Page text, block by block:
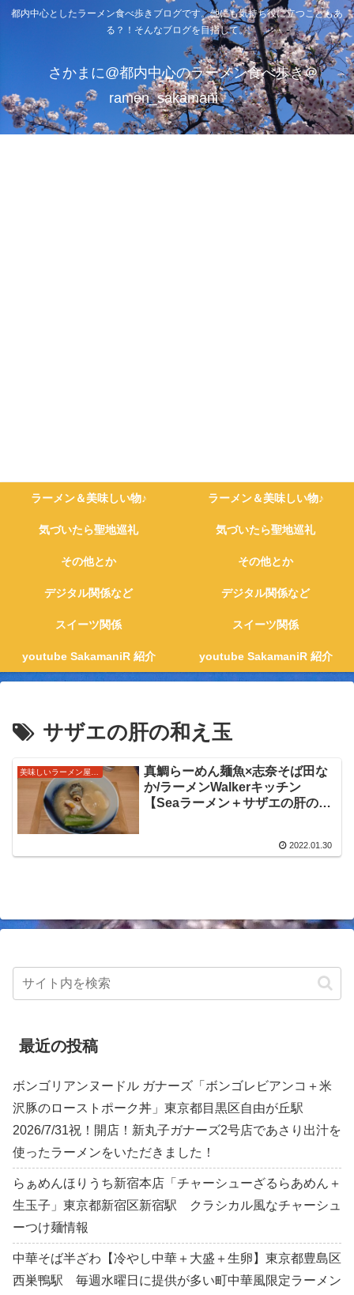
都内中心としたラーメン食べ歩きブログです。他にも気持ち役に立つこともあ
る？！そんなブログを目指して。
さかまに@都内中心のラーメン食べ歩き＠
ramen_sakamani
ラーメン＆美味しい物♪ ラーメン＆美味しい物♪
気づいたら聖地巡礼 気づいたら聖地巡礼
その他とか その他とか
デジタル関係など デジタル関係など
スイーツ関係 スイーツ関係
youtube SakamaniR 紹介 youtube SakamaniR 紹介
サザエの肝の和え玉
真鯛らーめん麺魚×志奈そば田な
か/ラーメンWalkerキッチン
【Seaラーメン＋サザエの肝の和
鯛・さざえ・ハマグリを使ったふ
2022.01.30
最近の投稿
ボンゴリアンヌードル ガナーズ「ボンゴレビアンコ＋米
沢豚のローストポーク丼」東京都目黒区自由が丘駅
2026/7/31祝！開店！新丸子ガナーズ2号店であさり出汁を
使ったラーメンをいただきました！
らぁめんほりうち新宿本店「チャーシューざるらあめん＋
生玉子」東京都新宿区新宿駅 クラシカル風なチャーシュ
ーつけ麺情報
中華そば半ざわ【冷やし中華＋大盛＋生卵】東京都豊島区
西巣鴨駅 毎週水曜日に提供が多い町中華風限定ラーメン